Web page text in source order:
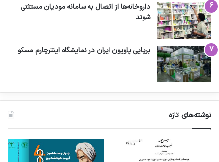
داروخانه‌ها از اتصال به سامانه مودیان مستثنی
شوند
برپایی پاویون ایران در نمایشگاه اینترچارم مسکو
نوشته‌های تازه